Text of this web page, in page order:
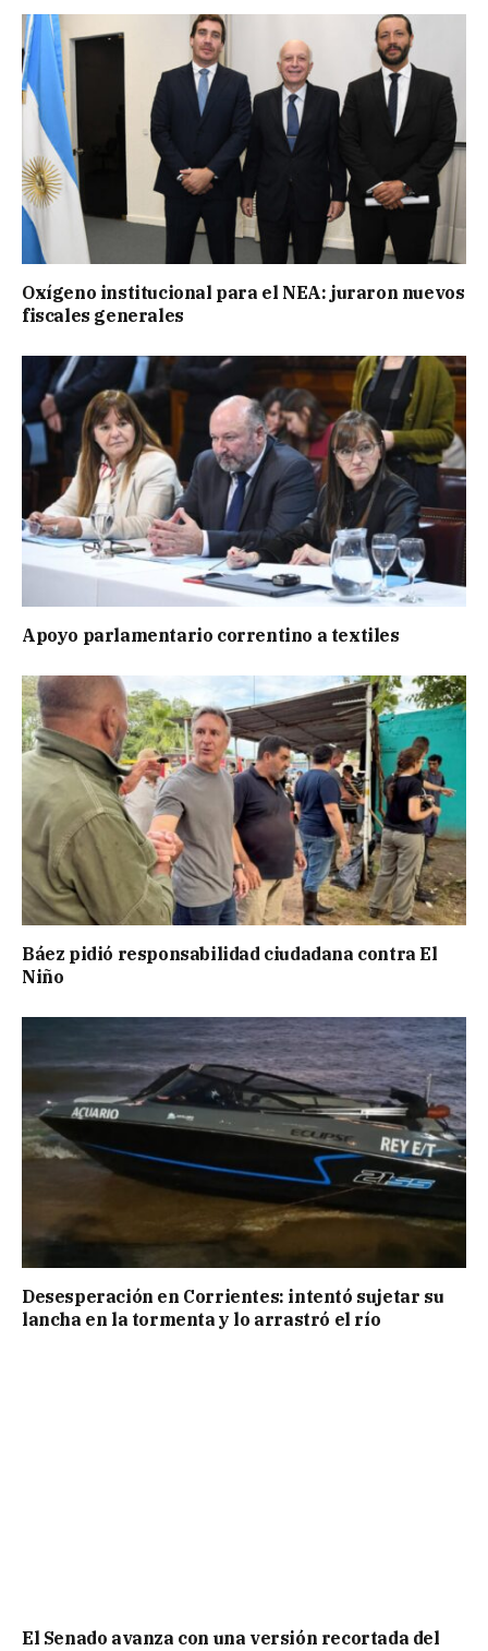
Oxígeno institucional para el NEA: juraron nuevos
fiscales generales
Apoyo parlamentario correntino a textiles
Báez pidió responsabilidad ciudadana contra El
Niño
Desesperación en Corrientes: intentó sujetar su
lancha en la tormenta y lo arrastró el río
El Senado avanza con una versión recortada del